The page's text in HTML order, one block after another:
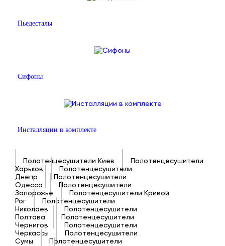
Пьедесталы
Сифоны
Инсталляции в комплекте
Полотенцесушители Киев
Полотенцесушители
Харьков
Полотенцесушители
Днепр
Полотенцесушители
Одесса
Полотенцесушители
Запорожье
Полотенцесушители Кривой
Рог
Полотенцесушители
Николаев
Полотенцесушители
Полтава
Полотенцесушители
Чернигов
Полотенцесушители
Черкассы
Полотенцесушители
Сумы
Полотенцесушители